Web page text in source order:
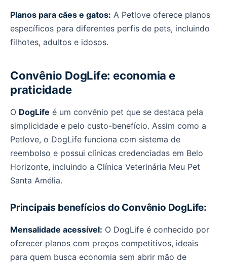
Planos para cães e gatos: A Petlove oferece planos
específicos para diferentes perfis de pets, incluindo
filhotes, adultos e idosos.
Convênio DogLife: economia e
praticidade
O DogLife é um convênio pet que se destaca pela
simplicidade e pelo custo-benefício. Assim como a
Petlove, o DogLife funciona com sistema de
reembolso e possui clínicas credenciadas em Belo
Horizonte, incluindo a Clínica Veterinária Meu Pet
Santa Amélia.
Principais benefícios do Convênio DogLife:
Mensalidade acessível: O DogLife é conhecido por
oferecer planos com preços competitivos, ideais
para quem busca economia sem abrir mão de